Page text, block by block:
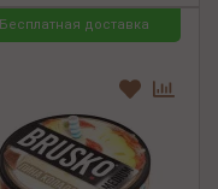
Бесплатная доставка